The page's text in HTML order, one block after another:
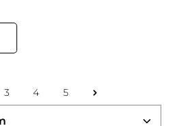
Seite
3 Seite
4 Seite
5